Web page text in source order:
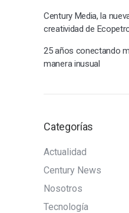
Century Media, la
creatividad de
25 años conectando
manera inusual
Categorías
Actualidad
Century News
Nosotros
Tecnología